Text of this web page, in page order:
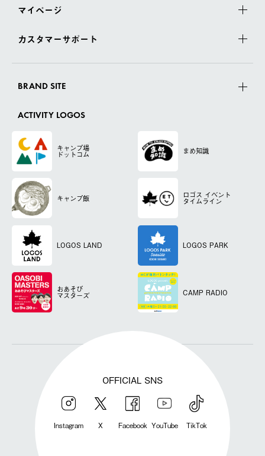
マイページ
カスタマーサポート
BRAND SITE
ACTIVITY LOGOS
キャンプ場
ドットコム まめ知識
キャンプ飯 ロゴス イベント
タイムライン
LOGOS LAND LOGOS PARK
おあそび
マスターズ CAMP RADIO
OFFICIAL SNS
Instagram X Facebook YouTube TikTok